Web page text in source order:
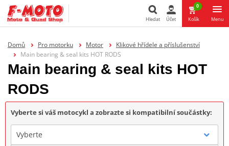
Hledat
Hledat Účet
0
Košík Menu
Domů Pro motorku Motor
Klikové hřídele a příslušenství
Main bearing & seal kits HOT RODS
Main bearing & seal kits HOT
RODS
Vyberte si váš motocykl a zobrazte si kompatibilní součástky:
Vyberte